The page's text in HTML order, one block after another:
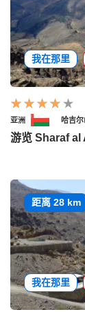
我在那里
亚洲 哈吉
游览 Sharaf al
距离 28 km
我在那里